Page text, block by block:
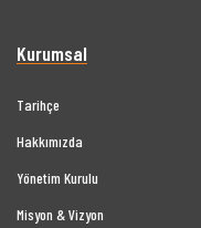
Kurumsal
Tarihçe
Hakkımızda
Yönetim Kurulu
Misyon & Vizyon